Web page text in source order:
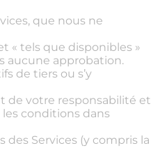
que nous ne
« tels que disponibles »
aucune approbation.
de tiers ou s’y
de votre responsabilité et
conditions dans
des Services (y compris la